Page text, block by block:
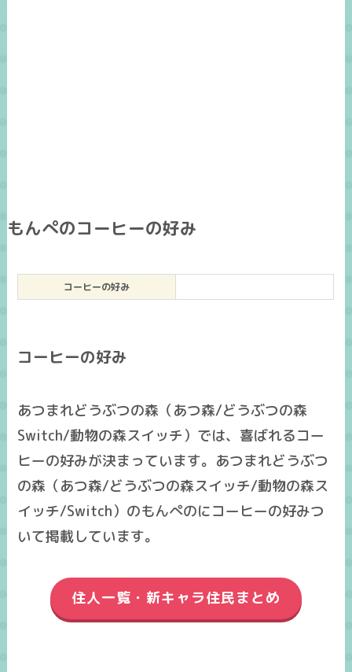
もんぺのコーヒーの好み
コーヒーの好み
コーヒーの好み
あつまれどうぶつの森（あつ森/どうぶつの森
Switch/動物の森スイッチ）では、喜ばれるコー
ヒーの好みが決まっています。あつまれどうぶつ
の森（あつ森/どうぶつの森スイッチ/動物の森ス
イッチ/Switch）のもんぺのにコーヒーの好みつ
いて掲載しています。
住人一覧・新キャラ住民まとめ